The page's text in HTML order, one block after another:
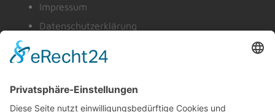
Impressum
Datenschutzerklärung
© 2026 Kindergarten - Kindervilla St. Josef, Helmstadt